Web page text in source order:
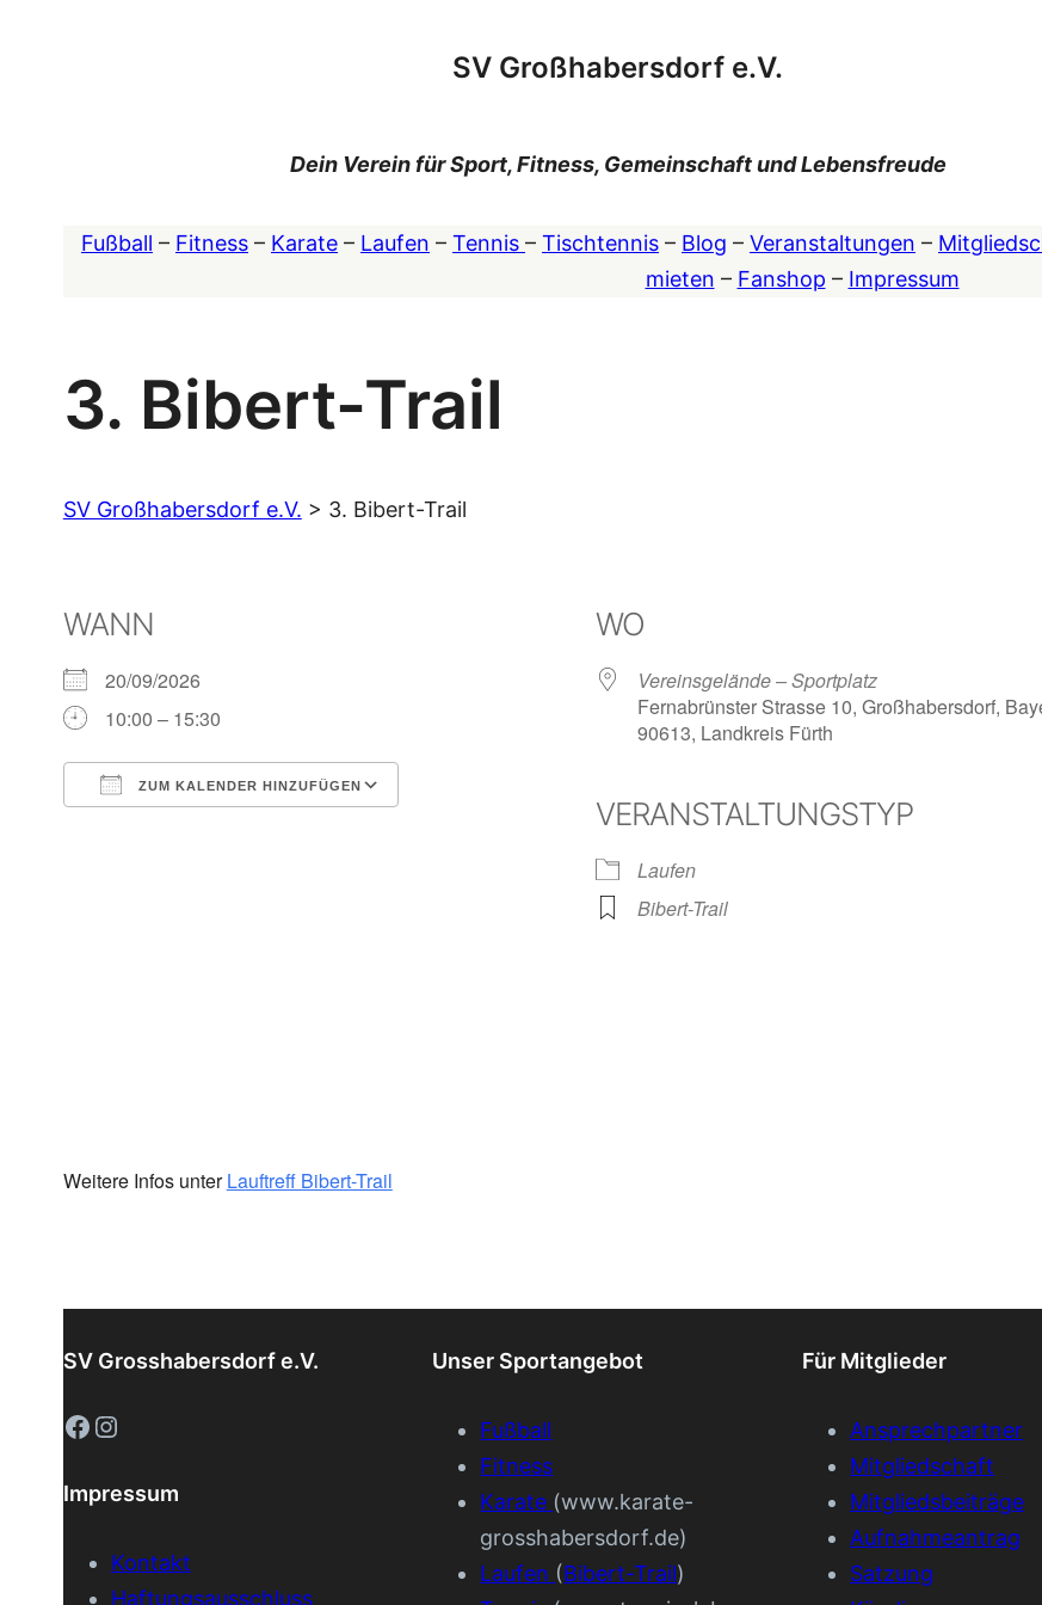
SV Großhabersdorf e.V.
Dein Verein für Sport, Fitness, Gemeinschaft und Lebensfreude
Fußball – Fitness – Karate – Laufen – Tennis – Tischtennis – Blog – Veranstaltungen –
mieten – Fanshop – Impressum
3. Bibert-Trail
SV Großhabersdorf e.V. > 3. Bibert-Trail
WANN
20/09/2026
10:00 – 15:30
ZUM KALENDER HINZUFÜGEN
WO
Vereinsgelände – Sportplatz
Fernabrünster Strasse 10, Großhabersdorf,
90613, Landkreis Fürth
VERANSTALTUNGSTYP
Laufen
Bibert-Trail
Weitere Infos unterLauftreff Bibert-Trail
SV Grosshabersdorf e.V.
Facebook Instagram
Impressum
Kontakt
Haftungsausschluss
Unser Sportangebot
Fußball
Fitness
Karate (www.karate-
grosshabersdorf.de)
Laufen (Bibert-Trail)
Für Mitglieder
Ansprechpartner
Mitgliedschaft
Mitgliedsbeiträge
Aufnahmeantrag
Satzung